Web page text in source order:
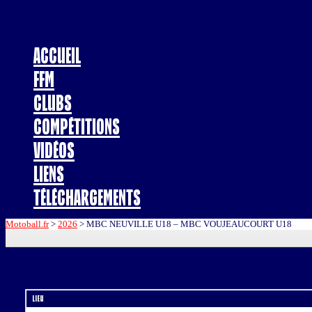
Accueil
FFM
Clubs
Compétitions
Vidéos
Liens
Téléchargements
Motoball.fr> 2026 > MBC NEUVILLE U18 – MBC VOUJEAUCOURT U18
Lieu